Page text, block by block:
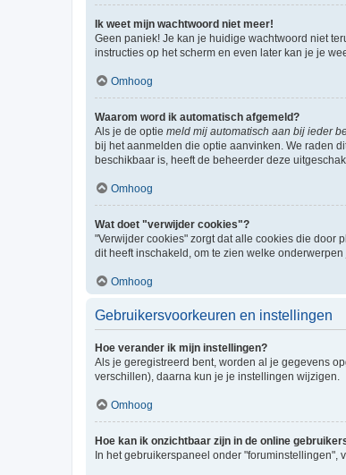
Ik weet mijn wachtwoord niet meer!
Geen paniek! Je kan je huidige wachtwoord niet
instructies op het scherm en even later kan je je
Omhoog
Waarom word ik automatisch afgemeld?
Als je de optie meld mij automatisch aan bij ieder
bij het aanmelden die optie aanvinken. We raden
beschikbaar is, heeft de beheerder deze
Omhoog
Wat doet "verwijder cookies"?
"Verwijder cookies" zorgt dat alle cookies die door
dit heeft inschakeld, om te zien welke onderwerpen
Omhoog
Gebruikersvoorkeuren en instellingen
Hoe verander ik mijn instellingen?
Als je geregistreerd bent, worden al je gegevens
verschillen), daarna kun je je instellingen wijzigen.
Omhoog
Hoe kan ik onzichtbaar zijn in de online
In het gebruikerspaneel onder "foruminstellingen",